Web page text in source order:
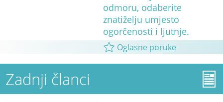
odmoru, odaberite
znatiželju umjesto
ogorčenosti i ljutnje.
Oglasne poruke
Zadnji članci